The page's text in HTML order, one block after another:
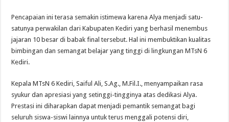
Pencapaian ini terasa semakin istimewa karena Alya menjadi satu-
satunya perwakilan dari Kabupaten Kediri yang berhasil menembus
jajaran 10 besar di babak final tersebut. Hal ini membuktikan kualitas
bimbingan dan semangat belajar yang tinggi di lingkungan MTsN 6
Kediri.
Kepala MTsN 6 Kediri, Saiful Ali, S.Ag., M.Fil.I., menyampaikan rasa
syukur dan apresiasi yang setinggi-tingginya atas dedikasi Alya.
Prestasi ini diharapkan dapat menjadi pemantik semangat bagi
seluruh siswa-siswi lainnya untuk terus menggali potensi diri,